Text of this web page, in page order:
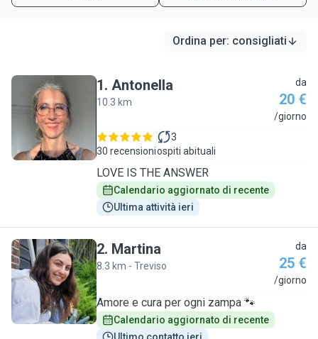
Ordina per: consigliati
A
1. Antonella
10.3 km
da
20 €
/giorno
30 recensioni
3
ospiti abituali
LOVE IS THE ANSWER
Calendario aggiornato di recente
Ultima attività ieri
M
2. Martina
8.3 km - Treviso
da
25 €
/giorno
Amore e cura per ogni zampa 🐾
Calendario aggiornato di recente